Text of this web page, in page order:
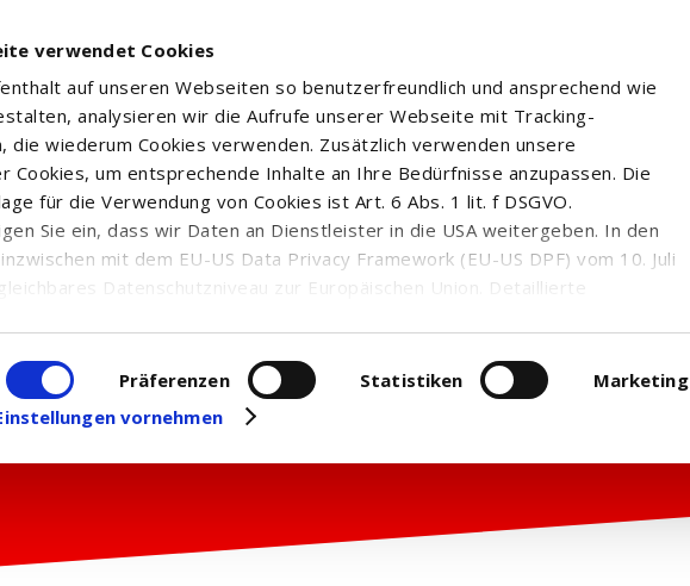
verwendet Cookies
auf unseren Webseiten so benutzerfreundlich und ansprechend wie
analysieren wir die Aufrufe unserer Webseite mit Tracking-
die wiederum Cookies verwenden. Zusätzlich verwenden unsere
Cookies, um entsprechende Inhalte an Ihre Bedürfnisse anzupassen. Die
für die Verwendung von Cookies ist Art. 6 Abs. 1 lit. f DSGVO.
Sie ein, dass wir Daten an Dienstleister in die USA weitergeben. In den
mit dem EU-US Data Privacy Framework (EU-US DPF) vom 10. Juli
Datenschutzniveau zur Europäischen Union. Detaillierte
Sie auf unserer Seite zumDatenschutz. Dort können Sie Ihre
jederzeit widerrufen oder anpassen.
Präferenzen Statistiken
Marketing
vornehmen